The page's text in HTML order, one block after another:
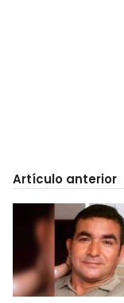
Artículo anterior